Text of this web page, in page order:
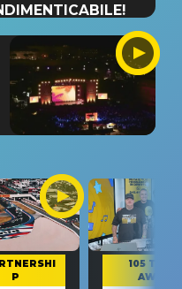
P
105 TAKE
AWAY